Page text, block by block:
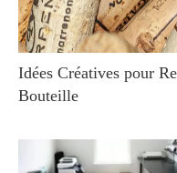
Idées Créatives pour
Bouteille